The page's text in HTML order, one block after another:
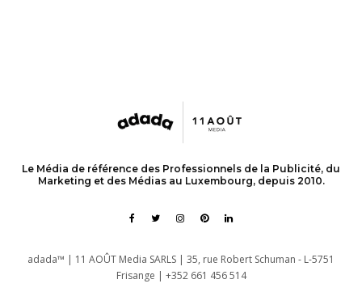
Le Média de référence des Professionnels de la Publicité, du
Marketing et des Médias au Luxembourg, depuis 2010.
adada™ | 11 AOÛT Media SARLS | 35, rue Robert Schuman - L-5751
Frisange | +352 661 456 514